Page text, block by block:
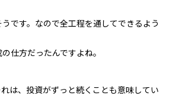
です。なので全工程を通してできるよう
仕方だったんですよね。
は、投資がずっと続くことも意味してい